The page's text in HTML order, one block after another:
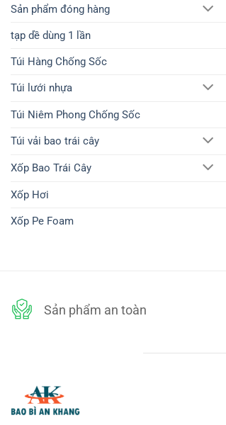
Sản phẩm đóng hàng
tạp dề dùng 1 lần
Túi Hàng Chống Sốc
Túi lưới nhựa
Túi Niêm Phong Chống Sốc
Túi vải bao trái cây
Xốp Bao Trái Cây
Xốp Hơi
Xốp Pe Foam
Sản phẩm an toàn